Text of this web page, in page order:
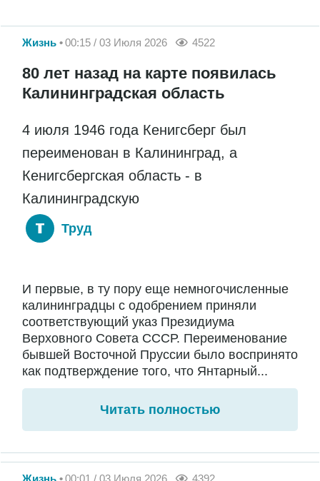
Жизнь 00:15 / 03 Июля 2026 4522
80 лет назад на карте появилась
Калининградская область
4 июля 1946 года Кенигсберг был
переименован в Калининград, а
Кенигсбергская область - в
Калининградскую
Труд
И первые, в ту пору еще немногочисленные
калининградцы с одобрением приняли
соответствующий указ Президиума
Верховного Совета СССР. Переименование
бывшей Восточной Пруссии было воспринято
как подтверждение того, что Янтарный...
Читать полностью